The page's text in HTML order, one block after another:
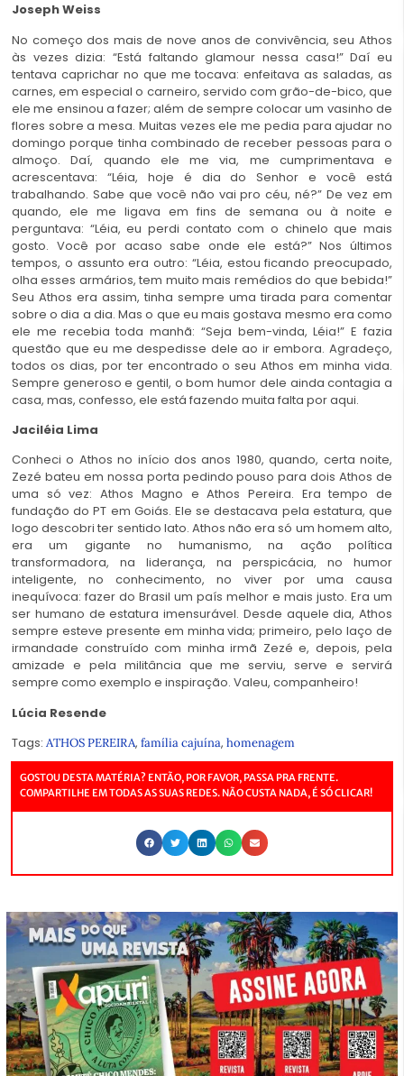
Joseph Weiss
No começo dos mais de nove anos de convivência, seu Athos
às vezes dizia: “Está faltando glamour nessa casa!” Daí eu
tentava caprichar no que me tocava: enfeitava as saladas, as
carnes, em especial o carneiro, servido com grão-de-bico, que
ele me ensinou a fazer; além de sempre colocar um vasinho de
flores sobre a mesa. Muitas vezes ele me pedia para ajudar no
domingo porque tinha combinado de receber pessoas para o
almoço. Daí, quando ele me via, me cumprimentava e
acrescentava: “Léia, hoje é dia do Senhor e você está
trabalhando. Sabe que você não vai pro céu, né?” De vez em
quando, ele me ligava em fins de semana ou à noite e
perguntava: “Léia, eu perdi contato com o chinelo que mais
gosto. Você por acaso sabe onde ele está?” Nos últimos
tempos, o assunto era outro: “Léia, estou ficando preocupado,
olha esses armários, tem muito mais remédios do que bebida!”
Seu Athos era assim, tinha sempre uma tirada para comentar
sobre o dia a dia. Mas o que eu mais gostava mesmo era como
ele me recebia toda manhã: “Seja bem-vinda, Léia!” E fazia
questão que eu me despedisse dele ao ir embora. Agradeço,
todos os dias, por ter encontrado o seu Athos em minha vida.
Sempre generoso e gentil, o bom humor dele ainda contagia a
casa, mas, confesso, ele está fazendo muita falta por aqui.
Jaciléia Lima
Conheci o Athos no início dos anos 1980, quando, certa noite,
Zezé bateu em nossa porta pedindo pouso para dois Athos de
uma só vez: Athos Magno e Athos Pereira. Era tempo de
fundação do PT em Goiás. Ele se destacava pela estatura, que
logo descobri ter sentido lato. Athos não era só um homem alto,
era um gigante no humanismo, na ação política
transformadora, na liderança, na perspicácia, no humor
inteligente, no conhecimento, no viver por uma causa
inequívoca: fazer do Brasil um país melhor e mais justo. Era um
ser humano de estatura imensurável. Desde aquele dia, Athos
sempre esteve presente em minha vida; primeiro, pelo laço de
irmandade construído com minha irmã Zezé e, depois, pela
amizade e pela militância que me serviu, serve e servirá
sempre como exemplo e inspiração. Valeu, companheiro!
Lúcia Resende
Tags: ATHOS PEREIRA, família cajuína, homenagem
GOSTOU DESTA MATÉRIA? ENTÃO, POR FAVOR, PASSA PRA FRENTE.
COMPARTILHE EM TODAS AS SUAS REDES. NÃO CUSTA NADA, É SÓ CLICAR!